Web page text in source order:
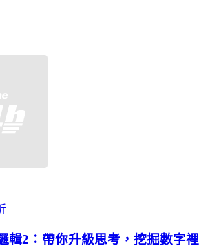
輯2：帶你升級思考，挖掘數字裡